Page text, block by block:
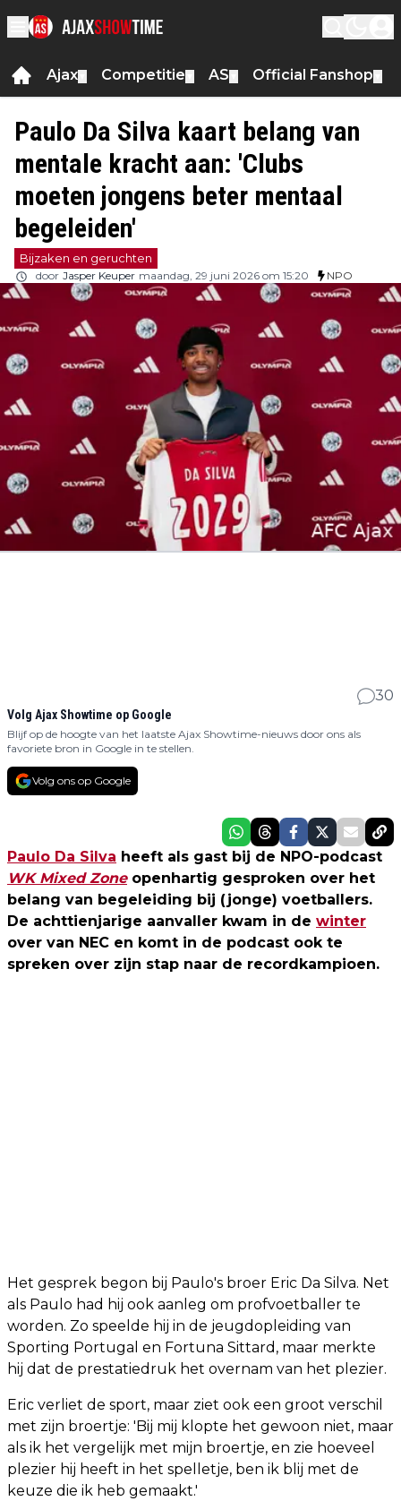
Ajax Competitie AS Official Fanshop
Paulo Da Silva kaart belang van
mentale kracht aan: 'Clubs
moeten jongens beter mentaal
begeleiden'
Bijzaken en geruchten
door Jasper Keuper maandag, 29 juni 2026 om 15:20 NPO
30
Volg Ajax Showtime op Google
Blijf op de hoogte van het laatste Ajax Showtime-nieuws door ons als
favoriete bron in Google in te stellen.
Volg ons op Google
Paulo Da Silva heeft als gast bij de NPO-podcast
WK Mixed Zoneopenhartig gesproken over het
belang van begeleiding bij (jonge) voetballers.
De achttienjarige aanvaller kwam in de winter
over van NEC en komt in de podcast ook te
spreken over zijn stap naar de recordkampioen.
Het gesprek begon bij Paulo's broer Eric Da Silva. Net
als Paulo had hij ook aanleg om profvoetballer te
worden. Zo speelde hij in de jeugdopleiding van
Sporting Portugal en Fortuna Sittard, maar merkte
hij dat de prestatiedruk het overnam van het plezier.
Eric verliet de sport, maar ziet ook een groot verschil
met zijn broertje: 'Bij mij klopte het gewoon niet, maar
als ik het vergelijk met mijn broertje, en zie hoeveel
plezier hij heeft in het spelletje, ben ik blij met de
keuze die ik heb gemaakt.'